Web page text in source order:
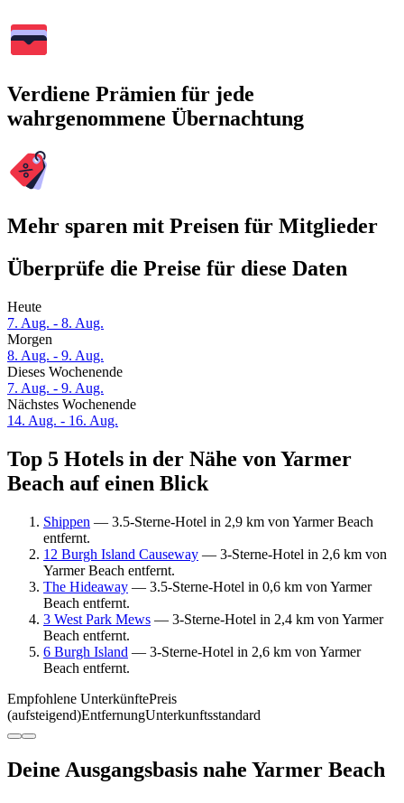
Verdiene Prämien für jede
wahrgenommene Übernachtung
Mehr sparen mit Preisen für Mitglieder
Überprüfe die Preise für diese Daten
Heute
7. Aug. - 8. Aug.
Morgen
8. Aug. - 9. Aug.
Dieses Wochenende
7. Aug. - 9. Aug.
Nächstes Wochenende
14. Aug. - 16. Aug.
Top 5 Hotels in der Nähe von Yarmer
Beach auf einen Blick
Shippen — 3.5-Sterne-Hotel in 2,9 km von Yarmer Beach
entfernt.
12 Burgh Island Causeway — 3-Sterne-Hotel in 2,6 km von
Yarmer Beach entfernt.
The Hideaway — 3.5-Sterne-Hotel in 0,6 km von Yarmer
Beach entfernt.
3 West Park Mews — 3-Sterne-Hotel in 2,4 km von Yarmer
Beach entfernt.
6 Burgh Island — 3-Sterne-Hotel in 2,6 km von Yarmer
Beach entfernt.
Empfohlene UnterkünftePreis
(aufsteigend)EntfernungUnterkunftsstandard
Deine Ausgangsbasis nahe Yarmer Beach